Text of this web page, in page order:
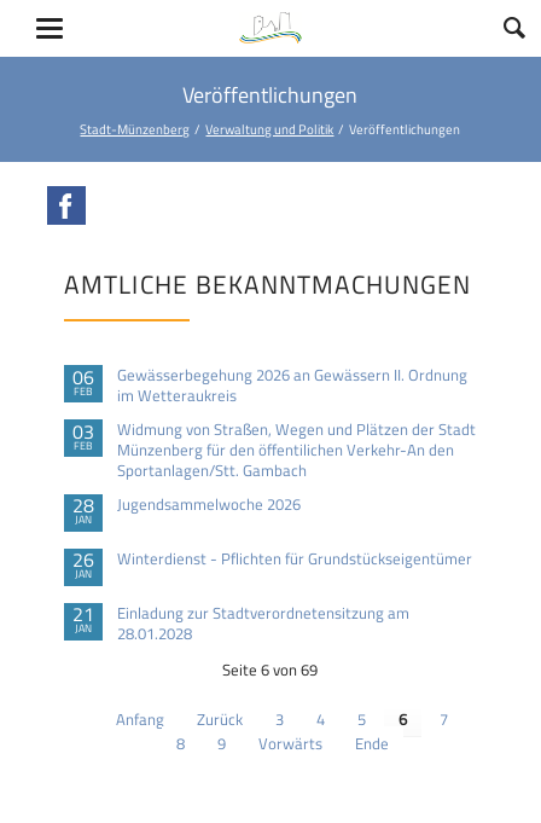
Veröffentlichungen
Stadt-Münzenberg Verwaltung und Politik Veröffentlichungen
AMTLICHE BEKANNTMACHUNGEN
06
FEB
Gewässerbegehung 2026 an Gewässern II. Ordnung
im Wetteraukreis
03
FEB
Widmung von Straßen, Wegen und Plätzen der Stadt
Münzenberg für den öffentilichen Verkehr-An den
Sportanlagen/Stt. Gambach
28
JAN
Jugendsammelwoche 2026
26
JAN
Winterdienst - Pflichten für Grundstückseigentümer
21
JAN
Einladung zur Stadtverordnetensitzung am
28.01.2028
Seite 6 von 69
Anfang Zurück 3 4 5 6
7
8
9 Vorwärts Ende